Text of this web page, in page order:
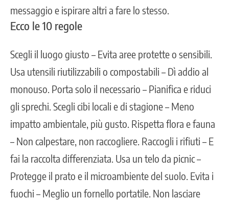
messaggio e ispirare altri a fare lo stesso.
Ecco le 10 regole
Scegli il luogo giusto – Evita aree protette o sensibili.
Usa utensili riutilizzabili o compostabili – Dì addio al
monouso. Porta solo il necessario – Pianifica e riduci
gli sprechi. Scegli cibi locali e di stagione – Meno
impatto ambientale, più gusto. Rispetta flora e fauna
– Non calpestare, non raccogliere. Raccogli i rifiuti – E
fai la raccolta differenziata. Usa un telo da picnic –
Protegge il prato e il microambiente del suolo. Evita i
fuochi – Meglio un fornello portatile. Non lasciare